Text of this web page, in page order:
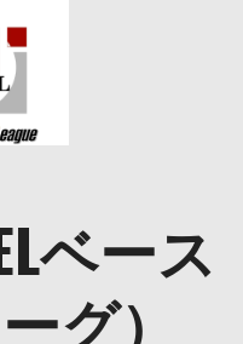
ベース
グ）